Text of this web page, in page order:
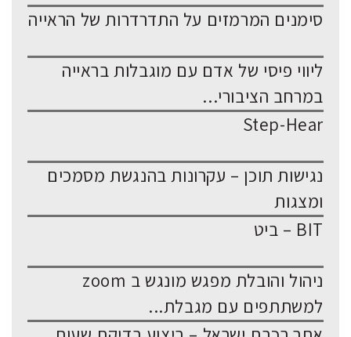
סימנים המרמזים על התדרדרות של הראייה
ליווי פיסי של אדם עם מוגבלות בראייה
במרחב הציבורי...
Step-Hear
נגישות תוכן – עקרונות בהנגשת מסמכים
ומצגות
BIT – ביט
ניהול והובלת מפגש מונגש ב zoom
למשתתפים עם מגבלת...